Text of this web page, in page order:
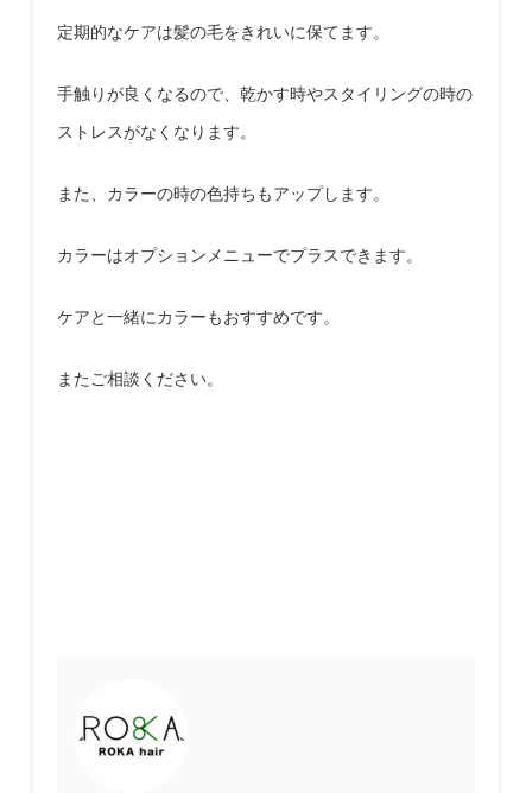
定期的なケアは髪の毛をきれいに保てます。
手触りが良くなるので、乾かす時やスタイリングの時の
ストレスがなくなります。
また、カラーの時の色持ちもアップします。
カラーはオプションメニューでプラスできます。
ケアと一緒にカラーもおすすめです。
またご相談ください。